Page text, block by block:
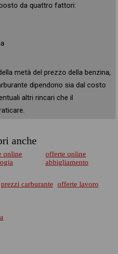
da quattro fattori:
metà del prezzo della benzina,
dipendono sia dal costo
altri rincari che il
anche
online
offerte online
abbigliamento
prezzi carburante
offerte lavoro